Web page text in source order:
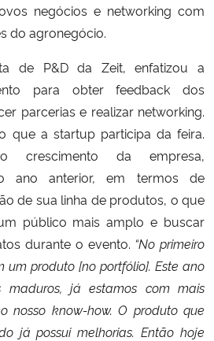
negócios e networking com
do agronegócio.
de P&D da Zeit, enfatizou a
para obter feedback dos
parcerias e realizar networking.
que a startup participa da feira.
crescimento da empresa,
ano anterior, em termos de
de sua linha de produtos, o que
público mais amplo e buscar
durante o evento. “No primeiro
um produto [no portfólio]. Este ano
já estamos com mais
nosso know-how. O produto que
já possui melhorias. Então hoje